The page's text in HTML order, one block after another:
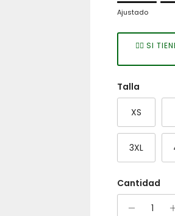
Rating of 1
Middle rating
Rating of 7
The rating
Ajustado
👉🏻 SI
Talla
XS
3XL
Cantidad